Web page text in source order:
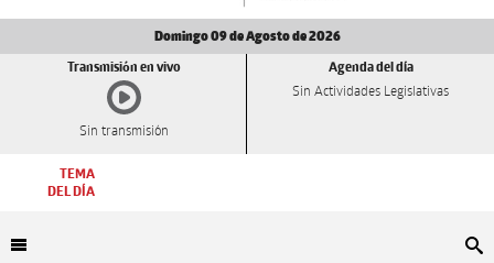
Domingo 09 de Agosto de 2026
Transmisión en vivo
Sin transmisión
Agenda del día
Sin Actividades Legislativas
TEMA
DEL DÍA